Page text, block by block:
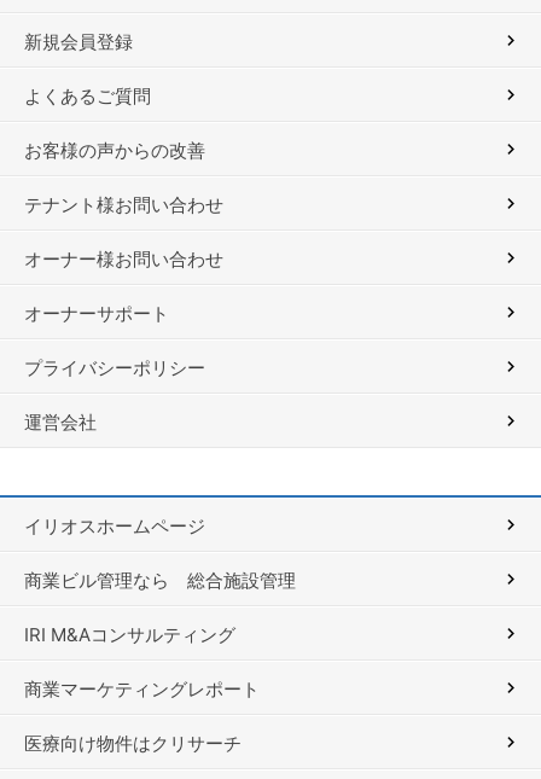
新規会員登録
よくあるご質問
お客様の声からの改善
テナント様お問い合わせ
オーナー様お問い合わせ
オーナーサポート
プライバシーポリシー
運営会社
イリオスホームページ
商業ビル管理なら 総合施設管理
IRI M&Aコンサルティング
商業マーケティングレポート
医療向け物件はクリサーチ